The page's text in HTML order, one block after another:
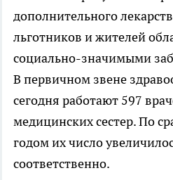
дополнительного
льготников и жителей
социально-значимыми
В первичном звене
сегодня работают 597
медицинских сестер. По
годом их число
соответственно.